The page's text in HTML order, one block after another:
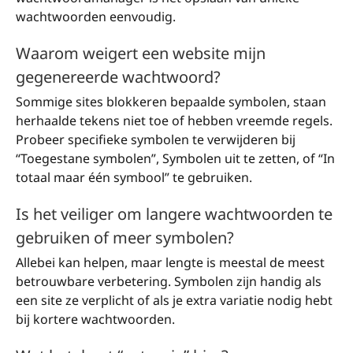
wachtwoorden eenvoudig.
Waarom weigert een website mijn
gegenereerde wachtwoord?
Sommige sites blokkeren bepaalde symbolen, staan
herhaalde tekens niet toe of hebben vreemde regels.
Probeer specifieke symbolen te verwijderen bij
“Toegestane symbolen”, Symbolen uit te zetten, of “In
totaal maar één symbool” te gebruiken.
Is het veiliger om langere wachtwoorden te
gebruiken of meer symbolen?
Allebei kan helpen, maar lengte is meestal de meest
betrouwbare verbetering. Symbolen zijn handig als
een site ze verplicht of als je extra variatie nodig hebt
bij kortere wachtwoorden.